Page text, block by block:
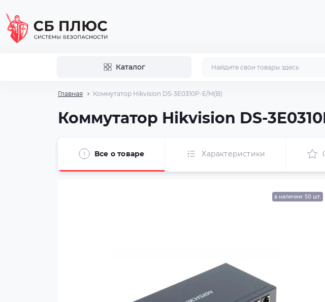
Каталог
Главная Коммутатор Hikvision DS-3E0310P-E/M(B)
Коммутатор Hikvision DS-
Все о товаре Характеристики
в наличии: 50 шт.